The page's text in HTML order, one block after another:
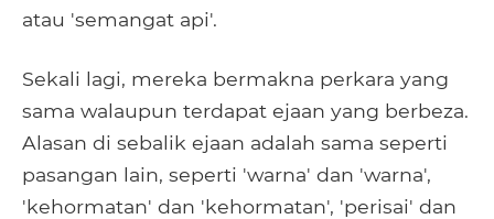
atau 'semangat api'.
Sekali lagi, mereka bermakna perkara yang
sama walaupun terdapat ejaan yang berbeza.
Alasan di sebalik ejaan adalah sama seperti
pasangan lain, seperti 'warna' dan 'warna',
'kehormatan' dan 'kehormatan', 'perisai' dan